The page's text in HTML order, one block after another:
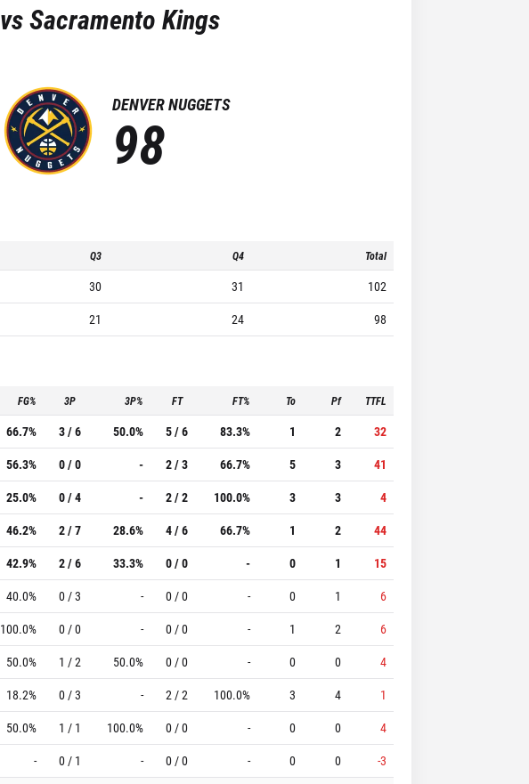
vsSacramento Kings
DENVER NUGGETS
98
Q3 Q4 Total
30 31
102
21 24 98
FG% 3P 3P% FT FT% To Pf TTFL
66.7% 3 / 6 50.0% 5 / 6 83.3% 1 2
32
56.3% 0 / 0 - 2 / 3 66.7% 5 3
41
25.0% 0 / 4 - 2 / 2 100.0% 3 3
4
46.2% 2 / 7 28.6% 4 / 6 66.7% 1 2
44
42.9% 2 / 6 33.3% 0 / 0 - 0 1
15
40.0% 0 / 3 - 0 / 0 - 0 1
6
100.0% 0 / 0 - 0 / 0 - 1 2
6
50.0% 1 / 2 50.0% 0 / 0 - 0 0
4
18.2% 0 / 3 - 2 / 2 100.0% 3 4
1
50.0% 1 / 1 100.0% 0 / 0 - 0 0
4
- 0 / 1 - 0 / 0 - 0 0
-3